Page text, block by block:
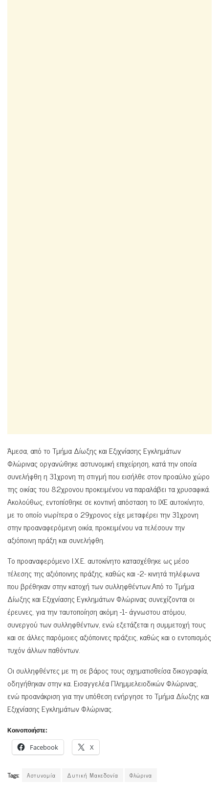
Άμεσα, από το Τμήμα Δίωξης και Εξιχνίασης Εγκλημάτων
Φλώρινας οργανώθηκε αστυνομική επιχείρηση, κατά την οποία
συνελήφθη η 31χρονη τη στιγμή που εισήλθε στον προαύλιο χώρο
της οικίας του 82χρονου προκειμένου να παραλάβει τα χρυσαφικά.
Ακολούθως, εντοπίσθηκε σε κοντινή απόσταση το ΙΧΕ αυτοκίνητο,
με το οποίο νωρίτερα ο 29χρονος είχε μεταφέρει την 31χρονη
στην προαναφερόμενη οικία, προκειμένου να τελέσουν την
αξιόποινη πράξη και συνελήφθη.
Το προαναφερόμενο Ι.Χ.Ε. αυτοκίνητο κατασχέθηκε ως μέσο
τέλεσης της αξιόποινης πράξης, καθώς και -2- κινητά τηλέφωνα
που βρέθηκαν στην κατοχή των συλληφθέντων.Από το Τμήμα
Δίωξης και Εξιχνίασης Εγκλημάτων Φλώρινας συνεχίζονται οι
έρευνες, για την ταυτοποίηση ακόμη -1- άγνωστου ατόμου,
συνεργού των συλληφθέντων, ενώ εξετάζεται η συμμετοχή τους
και σε άλλες παρόμοιες αξιόποινες πράξεις, καθώς και ο εντοπισμός
τυχόν άλλων παθόντων.
Οι συλληφθέντες με τη σε βάρος τους σχηματισθείσα δικογραφία,
οδηγήθηκαν στην κα. Εισαγγελέα Πλημμελειοδικών Φλώρινας,
ενώ προανάκριση για την υπόθεση ενήργησε το Τμήμα Δίωξης και
Εξιχνίασης Εγκλημάτων Φλώρινας.
Κοινοποιήστε:
Facebook X
Tags: Αστυνομία Δυτική Μακεδονία Φλώρινα